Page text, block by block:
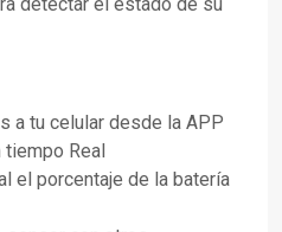
a tu celular desde la APP
Real
el porcentaje de la batería